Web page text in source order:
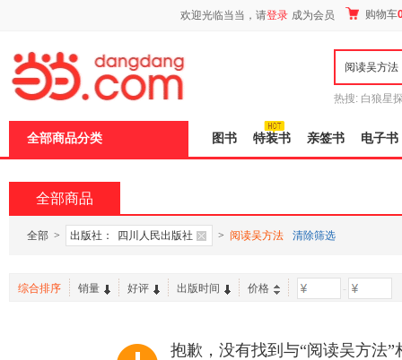
欢迎光临当当，请登录 成为会员 购物车
热搜: 白狼星
全部商品分类 图书 特装书 亲签书 电子书
全部商品
全部 > 出版社： 四川人民出版社 > 阅读吴方法 清除筛选
综合排序 销量 好评 出版时间 价格 -
抱歉，没有找到与“阅读吴方法
页
加